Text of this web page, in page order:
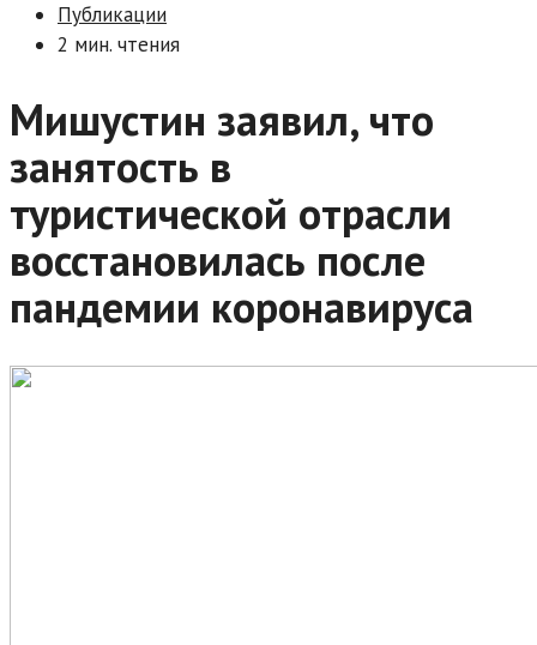
Публикации
2 мин. чтения
Мишустин заявил, что
занятость в
туристической отрасли
восстановилась после
пандемии коронавируса